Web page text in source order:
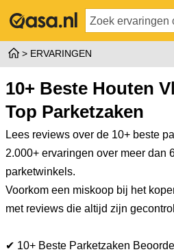
ERVARINGEN
10+ Beste Houten
Top Parketzaken
Lees reviews over de 10+ beste
2.000+ ervaringen over meer dan
parketwinkels.
Voorkom een miskoop bij het
met reviews die altijd zijn
✔ 10+ Beste Parketzaken